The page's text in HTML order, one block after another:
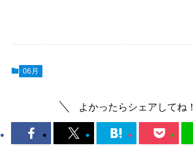
06月
よかったらシェアしてね！